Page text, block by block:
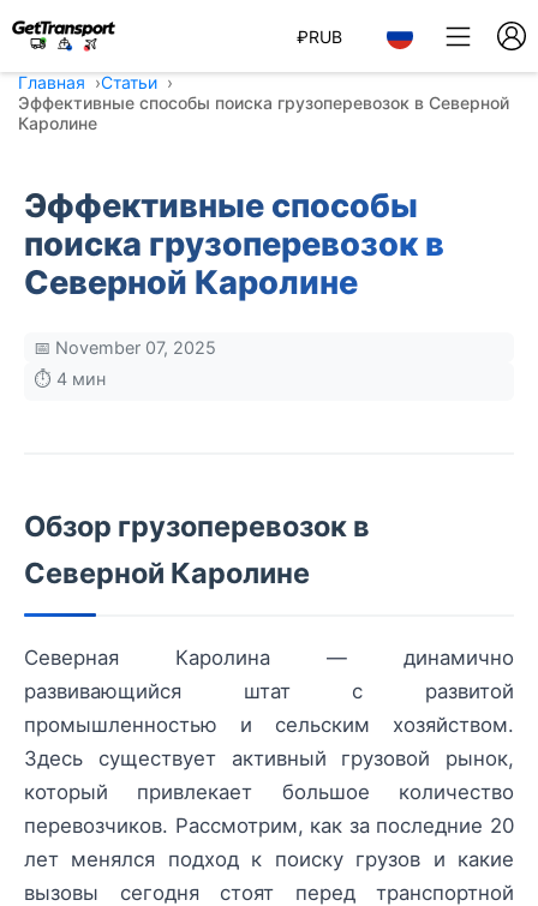
₽RUB
Главная
Статьи
Эффективные способы поиска грузоперевозок в Северной
Каролине
Эффективные способы
поиска грузоперевозок в
Северной Каролине
📅 November 07, 2025
⏱️ 4 мин
Обзор грузоперевозок в
Северной Каролине
Северная Каролина — динамично
развивающийся штат с развитой
промышленностью и сельским хозяйством.
Здесь существует активный грузовой рынок,
который привлекает большое количество
перевозчиков. Рассмотрим, как за последние 20
лет менялся подход к поиску грузов и какие
вызовы сегодня стоят перед транспортной